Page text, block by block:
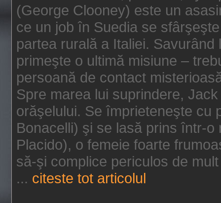
(George Clooney) este un
ce un job în Suedia se
partea rurală a Italiei.
primeşte o ultimă misiune –
persoană de contact
Spre marea lui suprindere,
orăşelului. Se împrieteneşte cu
Bonacelli) şi se lasă prins într-
Placido), o femeie foarte
să-şi complice periculos de
... citeste tot articolul